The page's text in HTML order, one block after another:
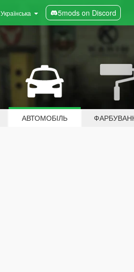
Українська 5mods on Discord
АВТОМОБІЛЬ